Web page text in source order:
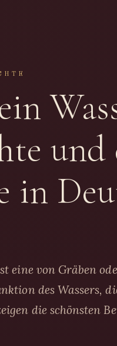
in
eine von Gräben
des Wassers,
die schönsten